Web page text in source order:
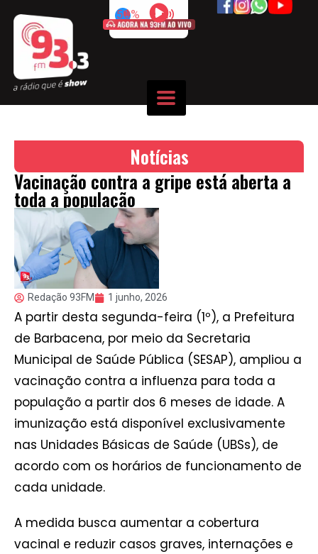
50%
Notícias
Vacinação contra a gripe está aberta a
toda a população
Redação 93FM 1 junho, 2026
A partir desta segunda-feira (1º), a Prefeitura
de Barbacena, por meio da Secretaria
Municipal de Saúde Pública (SESAP), ampliou a
vacinação contra a influenza para toda a
população a partir dos 6 meses de idade. A
imunização está disponível exclusivamente
nas Unidades Básicas de Saúde (UBSs), de
acordo com os horários de funcionamento de
cada unidade.
A medida busca aumentar a cobertura
vacinal e reduzir casos graves, internações e